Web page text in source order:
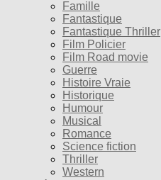
Famille
Fantastique
Fantastique Thriller
Film Policier
Film Road movie
Guerre
Histoire Vraie
Historique
Humour
Musical
Romance
Science fiction
Thriller
Western